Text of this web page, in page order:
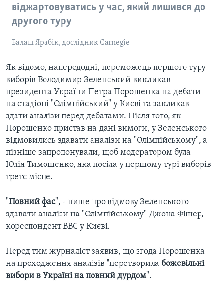
віджартовуватись у час, який лишився до
другого туру
Балаш Ярабік, дослідник Carnegie
Як відомо, напередодні, переможець першого туру
виборів Володимир Зеленський викликав
президента України Петра Порошенка на дебати
на стадіоні "Олімпійський" у Києві та закликав
здати аналізи перед дебатами. Після того, як
Порошенко пристав на дані вимоги, у Зеленського
відмовились здавати аналізи на "Олімпійському", а
пізніше запропонували, щоб модератором була
Юлія Тимошенко, яка посіла у першому турі виборів
третє місце.
"Повний фас", - пише про відмову Зеленського
здавати аналізи на "Олімпійському" Джона Фішер,
кореспондент BBC у Києві.
Перед тим журналіст заявив, що згода Порошенка
на проходження аналізів "перетворила божевільні
вибори в Україні на повний дурдом".